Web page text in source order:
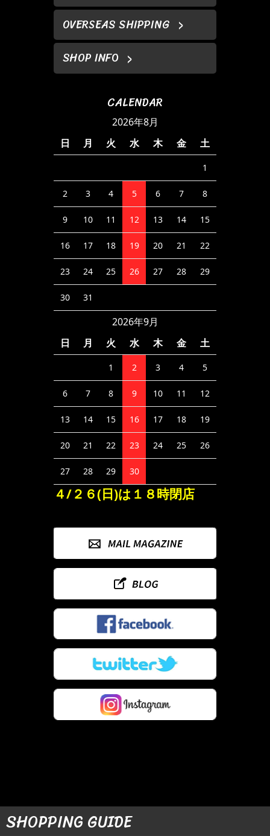
OVERSEAS SHIPPING
SHOP INFO
CALENDAR
2026年8月
日
月 火 水 木 金 土
1
2 3 4 5 6 7 8
9 10 11 12 13 14 15
16 17 18 19 20 21 22
23 24 25 26 27 28 29
30 31
2026年9月
日
月 火 水 木 金 土
1 2 3 4 5
6 7 8 9 10 11 12
13 14 15 16 17 18 19
20 21 22 23 24 25 26
27 28 29 30
４/２６(日)は１８時閉店
SHOPPING GUIDE